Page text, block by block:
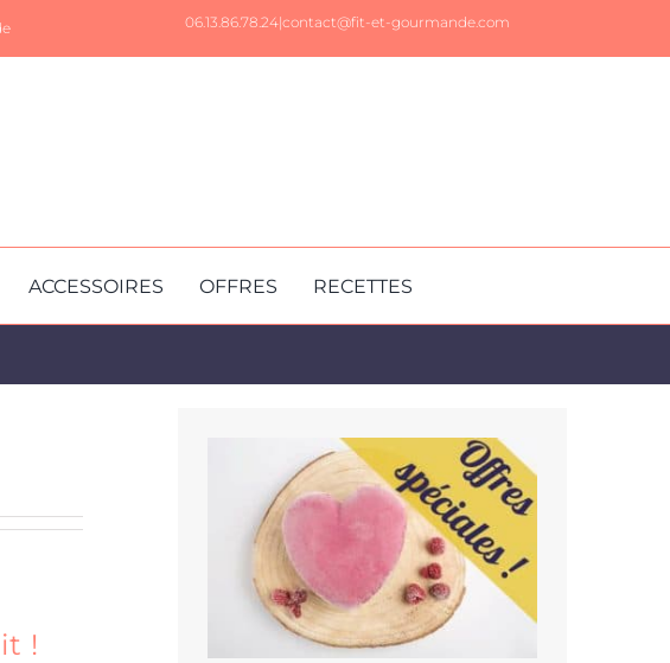
06.13.86.78.24|contact@fit-et-gourmande.com
ACCESSOIRES OFFRES RECETTES
!